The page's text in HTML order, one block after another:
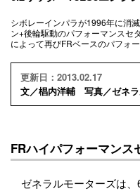
シボレーインパラが1996年に消
ン+後輪駆動のパフォーマンスセ
によって再びFRベースのパフォ
更新日：2013.02.17
文／椙内洋輔 写真／ゼネ
FRハイパフォーマンス
ゼネラルモーターズは、